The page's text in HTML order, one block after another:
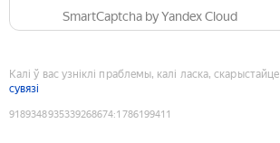
SmartCaptcha by Yandex Cloud
Калі ў вас узніклі праблемы, калі ласка, скарыстайце
сувязі
9189348935339268674:1786199411